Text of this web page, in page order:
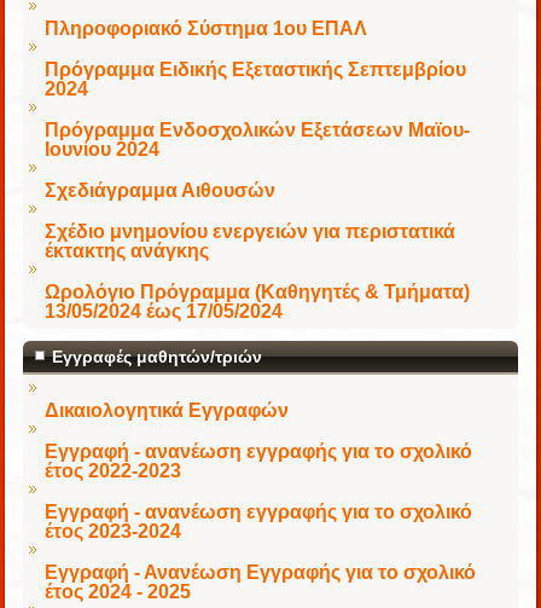
Πληροφοριακό Σύστημα 1ου ΕΠΑΛ
Πρόγραμμα Ειδικής Εξεταστικής Σεπτεμβρίου
2024
Πρόγραμμα Ενδοσχολικών Εξετάσεων Μαϊου-
Ιουνίου 2024
Σχεδιάγραμμα Αιθουσών
Σχέδιο μνημονίου ενεργειών για περιστατικά
έκτακτης ανάγκης
Ωρολόγιο Πρόγραμμα (Καθηγητές & Τμήματα)
13/05/2024 έως 17/05/2024
Εγγραφές μαθητών/τριών
Δικαιολογητικά Εγγραφών
Εγγραφή - ανανέωση εγγραφής για το σχολικό
έτος 2022-2023
Εγγραφή - ανανέωση εγγραφής για το σχολικό
έτος 2023-2024
Εγγραφή - Ανανέωση Εγγραφής για το σχολικό
έτος 2024 - 2025